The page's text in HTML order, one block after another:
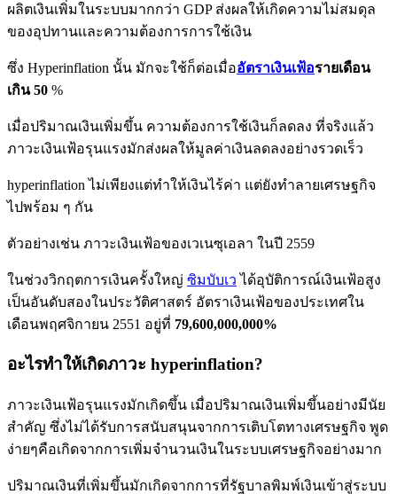
ผลิตเงินเพิ่มในระบบมากกว่า GDP ส่งผลให้เกิดความไม่สมดุล
ของอุปทานเเละความต้องการการใช้เงิน
ซึ่ง Hyperinflation นั้น มักจะใช้ก็ต่อเมื่ออัตราเงินเฟ้อรายเดือน
เกิน 50 %
เมื่อปริมาณเงินเพิ่มขึ้น ความต้องการใช้เงินก็ลดลง ที่จริงแล้ว
ภาวะเงินเฟ้อรุนแรงมักส่งผลให้มูลค่าเงินลดลงอย่างรวดเร็ว
hyperinflation ไม่เพียงแต่ทำให้เงินไร้ค่า แต่ยังทำลายเศรษฐกิจ
ไปพร้อม ๆ กัน
ตัวอย่างเช่น ภาวะเงินเฟ้อของเวเนซุเอลา ในปี 2559
ในช่วงวิกฤตการเงินครั้งใหญ่ ซิมบับเว ได้อุบัติการณ์เงินเฟ้อสูง
เป็นอันดับสองในประวัติศาสตร์ อัตราเงินเฟ้อของประเทศใน
เดือนพฤศจิกายน 2551 อยู่ที่ 79,600,000,000%
อะไรทำให้เกิดภาวะ hyperinflation?
ภาวะเงินเฟ้อรุนแรงมักเกิดขึ้น เมื่อปริมาณเงินเพิ่มขึ้นอย่างมีนัย
สำคัญ ซึ่งไม่ได้รับการสนับสนุนจากการเติบโตทางเศรษฐกิจ พูด
ง่ายๆคือเกิดจากการเพิ่มจำนวนเงินในระบบเศรษฐกิจอย่างมาก
ปริมาณเงินที่เพิ่มขึ้นมักเกิดจากการที่รัฐบาลพิมพ์เงินเข้าสู่ระบบ